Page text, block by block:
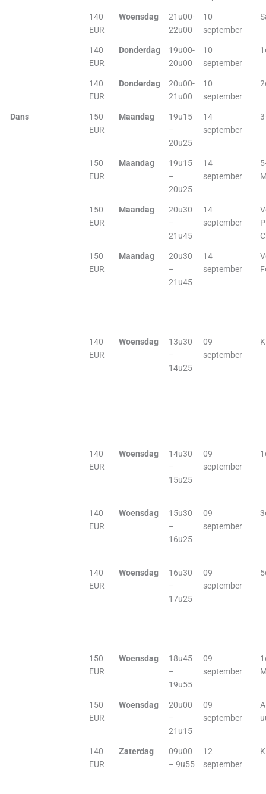
140
EUR
Woensdag
21u00-
22u00
10
september
140
EUR
Donderdag
19u00-
20u00
10
september
140
EUR
Donderdag
20u00-
21u00
10
september
Dans
150
EUR
Maandag
19u15
–
20u25
14
september
150
EUR
Maandag
19u15
–
20u25
14
september
150
EUR
Maandag
20u30
–
21u45
14
september
150
EUR
Maandag
20u30
–
21u45
14
september
140
EUR
Woensdag
13u30
–
14u25
09
september
140
EUR
Woensdag
14u30
–
15u25
09
september
140
EUR
Woensdag
15u30
–
16u25
09
september
140
EUR
Woensdag
16u30
–
17u25
09
september
150
EUR
Woensdag
18u45
–
19u55
09
september
150
EUR
Woensdag
20u00
–
21u15
09
september
140
EUR
Zaterdag
09u00
– 9u55
12
september